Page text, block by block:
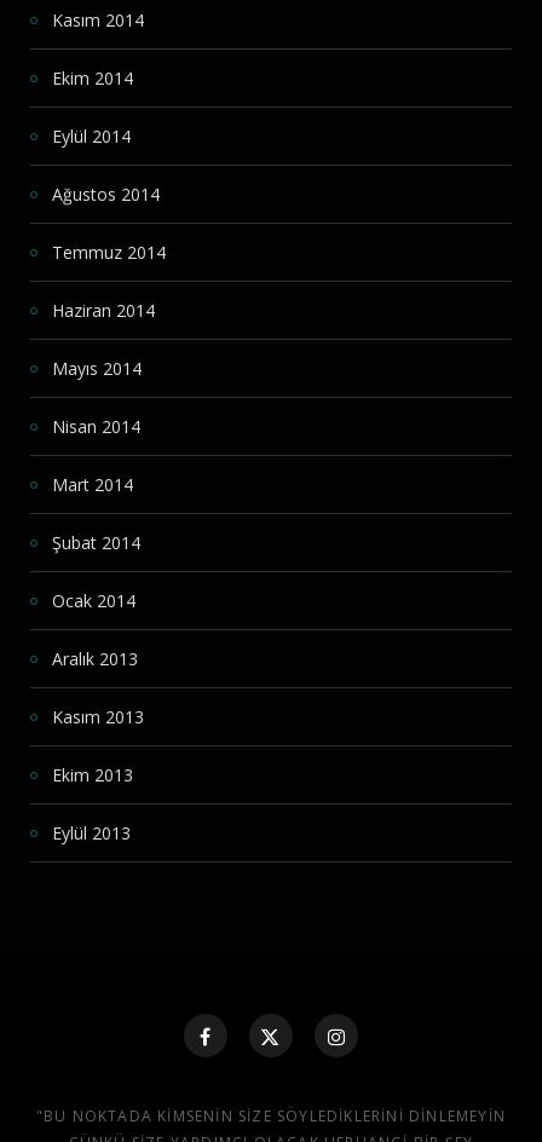
Kasım 2014
Ekim 2014
Eylül 2014
Ağustos 2014
Temmuz 2014
Haziran 2014
Mayıs 2014
Nisan 2014
Mart 2014
Şubat 2014
Ocak 2014
Aralık 2013
Kasım 2013
Ekim 2013
Eylül 2013
"BU NOKTADA KIMSENIN SIZE SÖYLEDIKLERINI DINLEMEYIN